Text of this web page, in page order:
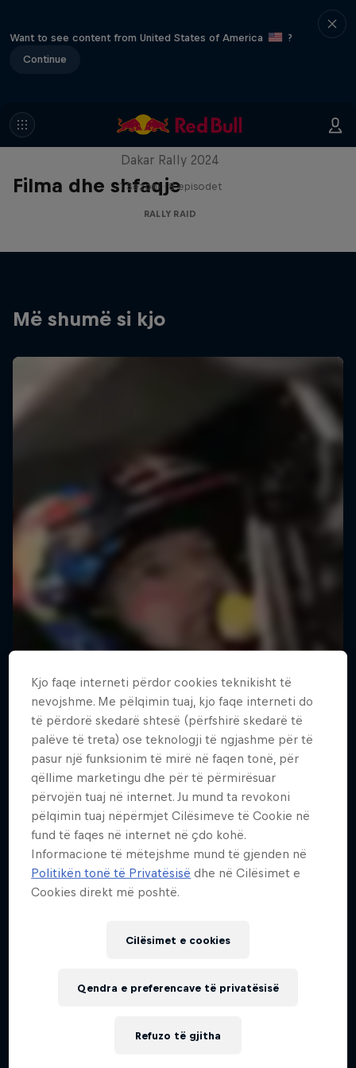
Want to see content from United States of America
?
Continue
Filma dhe shfaqje
Dakar: In the Dust
Dakar Rally 2024
1 Sezoni · 8 episodet
RALLY RAID
Më shumë si kjo
Journey to Dakar
Follow Ford Performance on their journey to the
Dakar Rally 2025
Dakar: In the Dust
Kjo faqe interneti përdor cookies teknikisht të
nevojshme. Me pëlqimin tuaj, kjo faqe interneti do
të përdorë skedarë shtesë (përfshirë skedarë të
palëve të treta) ose teknologji të ngjashme për të
pasur një funksionim të mirë në faqen tonë, për
qëllime marketingu dhe për të përmirësuar
përvojën tuaj në internet. Ju mund ta revokoni
pëlqimin tuaj nëpërmjet Cilësimeve të Cookie në
fund të faqes në internet në çdo kohë.
Informacione të mëtejshme mund të gjenden në
Politikën tonë të Privatësisë dhe në Cilësimet e
Cookies direkt më poshtë.
Cilësimet e cookies
Refuzo të gjitha
Qendra e preferencave të privatësisë